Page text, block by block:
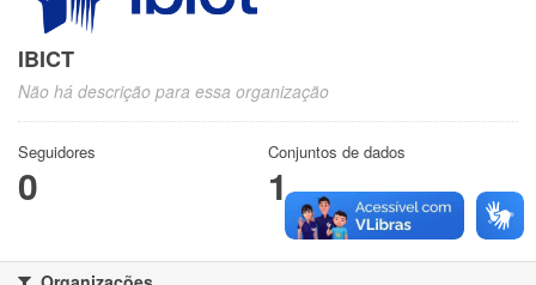
IBICT
Não há descrição para essa organização
Seguidores
0
Conjuntos de dados
1